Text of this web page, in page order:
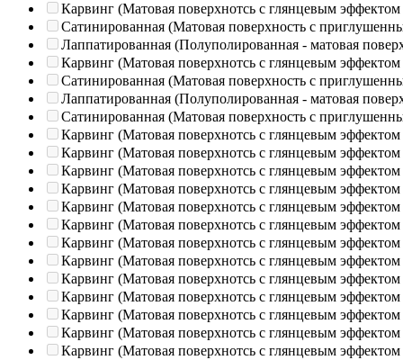
Карвинг (Матовая поверхнотсь с глянцевым эффектом
Сатинированная (Матовая поверхность с
Лаппатированная (Полуполированная - матовая
Карвинг (Матовая поверхнотсь с глянцевым эффектом
Сатинированная (Матовая поверхность с
Лаппатированная (Полуполированная - матовая
Сатинированная (Матовая поверхность с
Карвинг (Матовая поверхнотсь с глянцевым эффектом
Карвинг (Матовая поверхнотсь с глянцевым эффектом
Карвинг (Матовая поверхнотсь с глянцевым эффектом
Карвинг (Матовая поверхнотсь с глянцевым эффектом
Карвинг (Матовая поверхнотсь с глянцевым эффектом
Карвинг (Матовая поверхнотсь с глянцевым эффектом
Карвинг (Матовая поверхнотсь с глянцевым эффектом
Карвинг (Матовая поверхнотсь с глянцевым эффектом
Карвинг (Матовая поверхнотсь с глянцевым эффектом
Карвинг (Матовая поверхнотсь с глянцевым эффектом
Карвинг (Матовая поверхнотсь с глянцевым эффектом
Карвинг (Матовая поверхнотсь с глянцевым эффектом
Карвинг (Матовая поверхнотсь с глянцевым эффектом